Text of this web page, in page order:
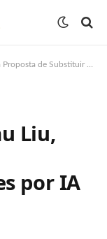
Substituir Figurantes por IA
Liu,
por IA